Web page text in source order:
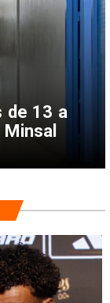
de 13 a